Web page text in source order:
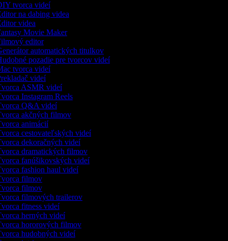
tvorca videí
na dabing videa
videa
Movie Maker
editor
automatických titulkov
pozadie pre tvorcov videí
tvorca videí
videí
ASMR videí
Instagram Reels
Q&A videí
akčných filmov
animácií
cestovateľských videí
dekoračných videí
dramatických filmov
fanúšikovských videí
fashion haul videí
filmov
filmov
filmových trailerov
fitness videí
herných videí
hororových filmov
hudobných videí